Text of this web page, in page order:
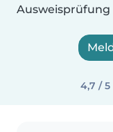
Ausweisprüfung
4,7 / 5